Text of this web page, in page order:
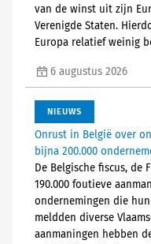
van de winst uit zijn
Verenigde Staten.
Europa relatief weinig
6 augustus 2026
NIEUWS
Onrust in België over
bijna 200.000
De Belgische fiscus, de
190.000 foutieve
ondernemingen die
meldden diverse
aanmaningen hebben